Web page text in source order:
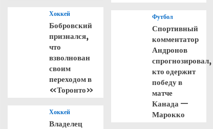
Хоккей
Бобровский
признался,
что
взволнован
своим
переходом в
«Торонто»
Хоккей
Владелец
Футбол
Спортивный
комментатор
Андронов
спрогнозировал,
кто одержит
победу в
матче
Канада —
Марокко